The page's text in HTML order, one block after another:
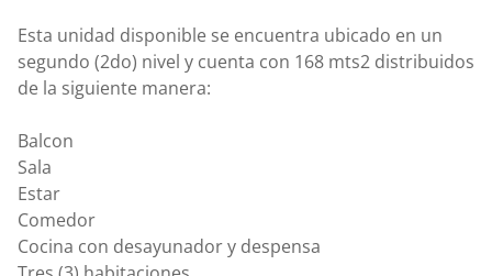
Esta unidad disponible se encuentra ubicado en un
segundo (2do) nivel y cuenta con 168 mts2 distribuidos
de la siguiente manera:
Balcon
Sala
Estar
Comedor
Cocina con desayunador y despensa